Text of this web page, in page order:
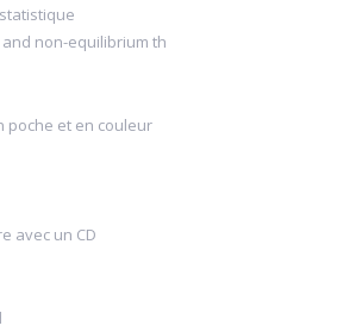
non-equilibrium th
poche et en couleur
avec un CD